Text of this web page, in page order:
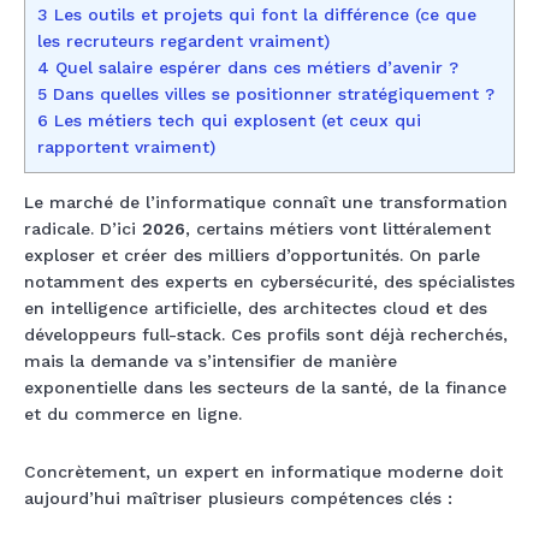
3 Les outils et projets qui font la différence (ce que
les recruteurs regardent vraiment)
4 Quel salaire espérer dans ces métiers d’avenir ?
5 Dans quelles villes se positionner stratégiquement ?
6 Les métiers tech qui explosent (et ceux qui
rapportent vraiment)
Le marché de l’informatique connaît une transformation
radicale. D’ici 2026, certains métiers vont littéralement
exploser et créer des milliers d’opportunités. On parle
notamment des experts en cybersécurité, des spécialistes
en intelligence artificielle, des architectes cloud et des
développeurs full-stack. Ces profils sont déjà recherchés,
mais la demande va s’intensifier de manière
exponentielle dans les secteurs de la santé, de la finance
et du commerce en ligne.
Concrètement, un expert en informatique moderne doit
aujourd’hui maîtriser plusieurs compétences clés :